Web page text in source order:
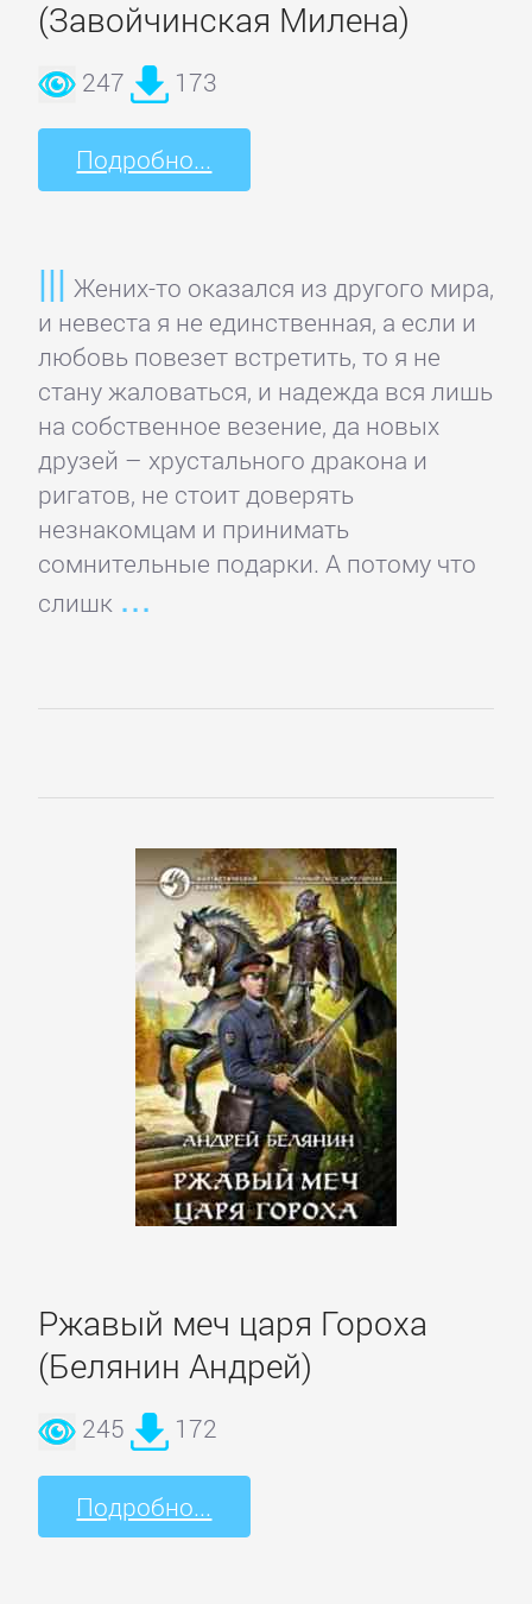
(Завойчинская Милена)
247 173
Подробно...
Жених-то оказался из другого мира,
и невеста я не единственная, а если и
любовь повезет встретить, то я не
стану жаловаться, и надежда вся лишь
на собственное везение, да новых
друзей – хрустального дракона и
ригатов, не стоит доверять
незнакомцам и принимать
сомнительные подарки. А потому что
слишк
Ржавый меч царя Гороха
(Белянин Андрей)
245 172
Подробно...
Интернет
Компьютерное
Железо
Компьютеры:
прочее
ОС
и
Сети
Программирование
Программы
любовные
Исторические
любовные
Короткие
любовные
романы
Остросюжетные
любовные
романы